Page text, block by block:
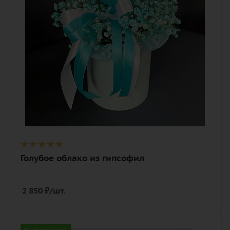
Описание
гипсофилы, оазис, тишью, лента,
шляпная коробка
Голубое облако из гипсофил
2 850 ₽/шт.